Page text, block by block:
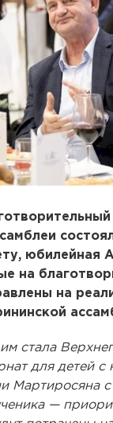
юбилейная
на
на
стала
для детей с
Мартиросяна
—